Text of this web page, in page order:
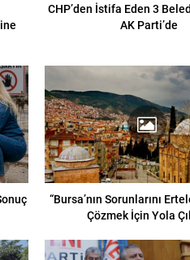
CHP’den İstifa Eden 3
AK Parti’de
“Bursa’nın Sorunlarını
Çözmek İçin Yola